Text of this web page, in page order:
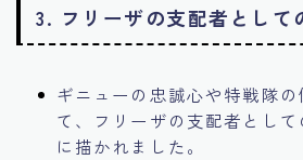
3. フリーザの支配者として
ギニューの忠誠心や特戦隊
て、フリーザの支配者とし
に描かれました。